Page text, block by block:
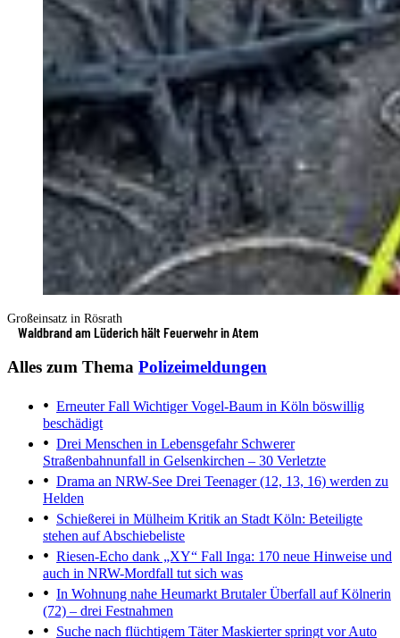
Großeinsatz in Rösrath
Waldbrand am Lüderich hält Feuerwehr in Atem
Alles zum Thema Polizeimeldungen
Erneuter Fall Wichtiger Vogel-Baum in Köln böswillig
beschädigt
Drei Menschen in LebensgefahrSchwerer
Straßenbahnunfall in Gelsenkirchen – 30 Verletzte
Drama an NRW-See Drei Teenager (12, 13, 16) werden zu
Helden
Schießerei in Mülheim Kritik an Stadt Köln: Beteiligte
stehen auf Abschiebeliste
Riesen-Echo dank „XY“ Fall Inga: 170 neue Hinweise und
auch in NRW-Mordfall tut sich was
In Wohnung nahe Heumarkt Brutaler Überfall auf Kölnerin
(72) – drei Festnahmen
Suche nach flüchtigem TäterMaskierter springt vor Auto